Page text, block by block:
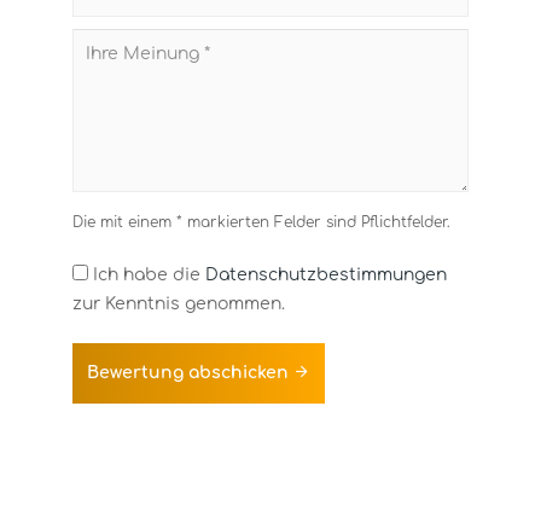
Die mit einem * markierten Felder sind Pflichtfelder.
Ich habe die Datenschutzbestimmungen
zur Kenntnis genommen.
Bewertung abschicken